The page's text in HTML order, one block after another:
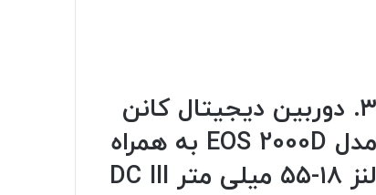
۳. دوربین دیجیتال کانن
مدل EOS 2000D به همراه
لنز ۱۸-۵۵ میلی متر DC III